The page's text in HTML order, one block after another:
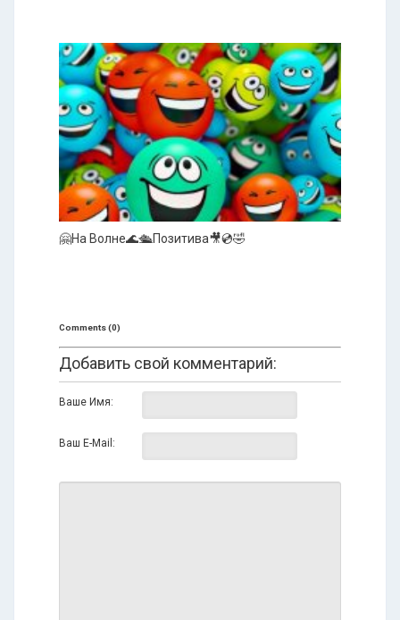
🤗На Волне🌊🛳️Позитива🎥💿🤣
Comments (0)
Добавить свой комментарий:
Ваше Имя:
Ваш E-Mail: